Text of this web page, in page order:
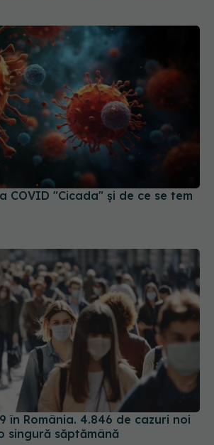
COVID "Cicada" și de ce se tem
în România. 4.846 de cazuri noi
săptămână